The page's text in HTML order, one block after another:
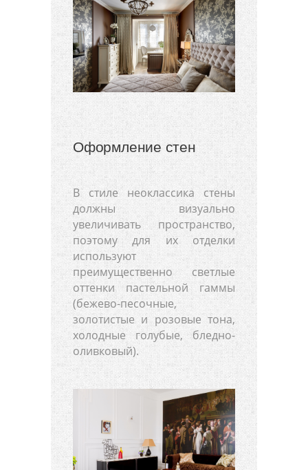
Оформление стен
В стиле неоклассика стены
должны визуально
увеличивать пространство,
поэтому для их отделки
используют
преимущественно светлые
оттенки пастельной гаммы
(бежево-песочные,
золотистые и розовые тона,
холодные голубые, бледно-
оливковый).